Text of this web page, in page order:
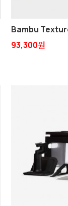
Bambu
93,300원